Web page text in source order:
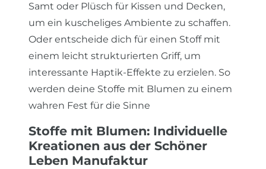
Samt oder Plüsch für Kissen und Decken,
um ein kuscheliges Ambiente zu schaffen.
Oder entscheide dich für einen Stoff mit
einem leicht strukturierten Griff, um
interessante Haptik-Effekte zu erzielen. So
werden deine Stoffe mit Blumen zu einem
wahren Fest für die Sinne
Stoffe mit Blumen: Individuelle
Kreationen aus der Schöner
Leben Manufaktur